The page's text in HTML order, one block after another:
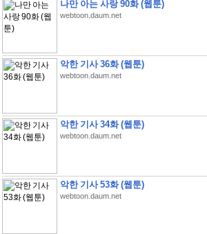
나만 아는 사랑 90화 (웹툰)
webtoon.daum.net
악한 기사 36화 (웹툰)
webtoon.daum.net
악한 기사 34화 (웹툰)
webtoon.daum.net
악한 기사 53화 (웹툰)
webtoon.daum.net